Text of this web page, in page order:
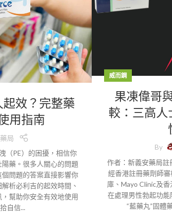
效？完整藥
用指南
局
（PE）的困擾，相信你
藥。很多人關心的問題
問題的答案直接影響你
析必利吉的起效時間、
幫助你安全有效地使用
自信...
威而鋼
果凍偉哥
較：三高
By
作者：新義安藥局註
經香港註冊藥劑師
庫、Mayo Clinic及
在處理男性勃起功
“藍藥丸”固體